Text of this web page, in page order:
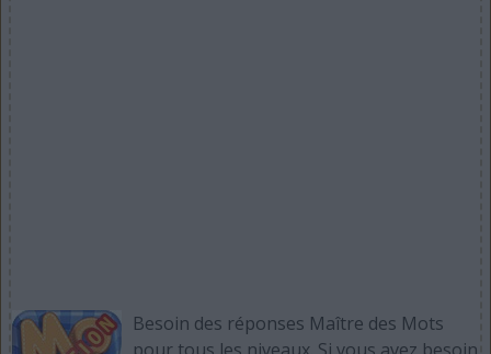
Besoin des réponses Maître des Mots